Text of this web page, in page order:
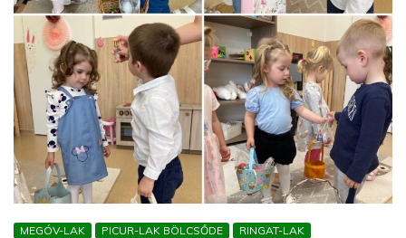
MEGÓV-LAK PICUR-LAK BÖLCSŐDE RINGAT-LAK